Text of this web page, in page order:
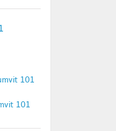
101
101